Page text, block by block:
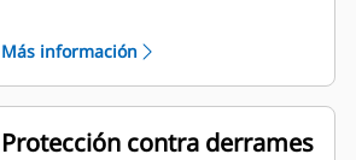
almacenamiento y desde bancos.
Están diseñados para fuerzas de
desprendimiento y condiciones de
abrasión estándar. Ideal para
aplicaciones de arrastre en retroceso
Más información
Protección contra derrames